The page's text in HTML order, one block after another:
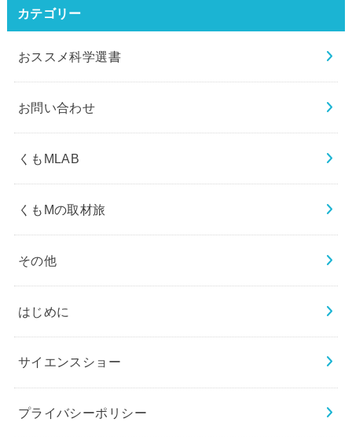
カテゴリー
おススメ科学選書
お問い合わせ
くもMLAB
くもMの取材旅
その他
はじめに
サイエンスショー
プライバシーポリシー